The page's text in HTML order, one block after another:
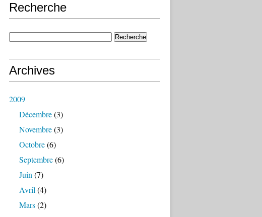
Recherche
Archives
2009
Décembre(3)
Novembre(3)
Octobre(6)
Septembre(6)
Juin (7)
Avril (4)
Mars(2)